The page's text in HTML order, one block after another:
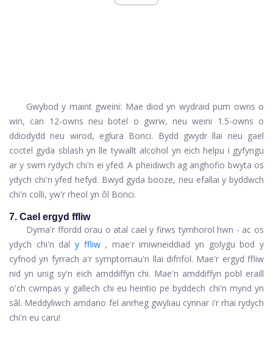
Gwybod y maint gweini: Mae diod yn wydraid pum owns o
win, can 12-owns neu botel o gwrw, neu weini 1.5-owns o
ddiodydd neu wirod, eglura Bonci. Bydd gwydr llai neu gael
coctel gyda sblash yn lle tywallt alcohol yn eich helpu i gyfyngu
ar y swm rydych chi'n ei yfed. A pheidiwch ag anghofio bwyta os
ydych chi'n yfed hefyd. Bwyd gyda booze, neu efallai y byddwch
chi'n colli, yw'r rheol yn ôl Bonci.
7. Cael ergyd ffliw
Dyma'r ffordd orau o atal cael y firws tymhorol hwn - ac os
ydych chi'n dal y ffliw , mae'r imiwneiddiad yn golygu bod y
cyfnod yn fyrrach a'r symptomau'n llai difrifol. Mae'r ergyd ffliw
nid yn unig sy'n eich amddiffyn chi. Mae'n amddiffyn pobl eraill
o'ch cwmpas y gallech chi eu heintio pe byddech chi'n mynd yn
sâl. Meddyliwch amdano fel anrheg gwyliau cynnar i'r rhai rydych
chi'n eu caru!